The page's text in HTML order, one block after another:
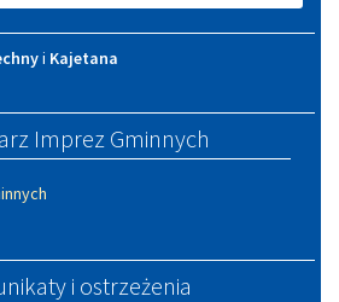
i Kajetana
Imprez Gminnych
i ostrzeżenia